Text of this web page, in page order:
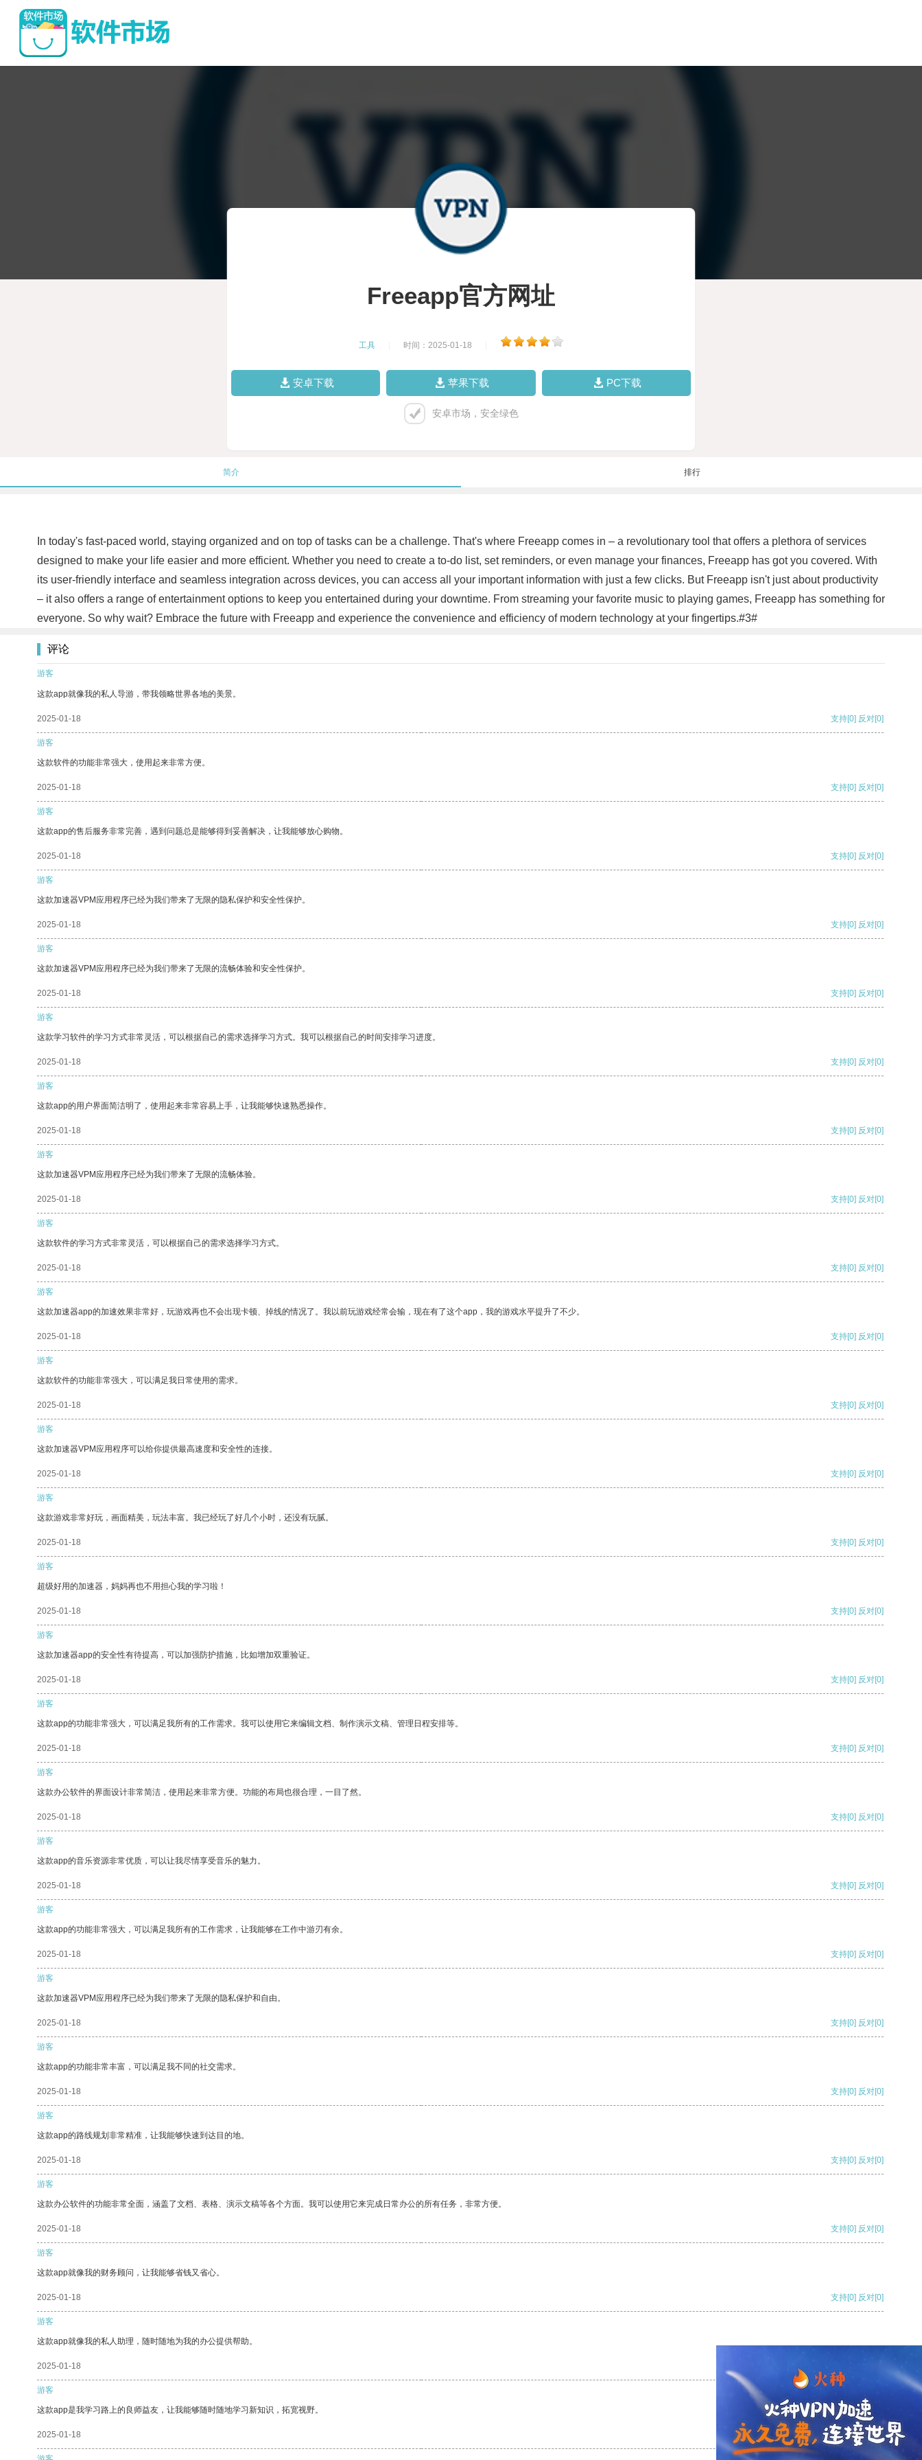
Freeapp官方网址
工具 时间：2025-01-18
安卓下载 苹果下载 PC下载
安卓市场，安全绿色
简介 排行
In today's fast-paced world, staying organized and on top of tasks can be a challenge. That's where Freeapp comes in – a revolutionary tool that offers a plethora of services
designed to make your life easier and more efficient. Whether you need to create a to-do list, set reminders, or even manage your finances, Freeapp has got you covered. With
its user-friendly interface and seamless integration across devices, you can access all your important information with just a few clicks. But Freeapp isn't just about productivity
– it also offers a range of entertainment options to keep you entertained during your downtime. From streaming your favorite music to playing games, Freeapp has something for
everyone. So why wait? Embrace the future with Freeapp and experience the convenience and efficiency of modern technology at your fingertips.#3#
评论
游客
这款app就像我的私人导游，带我领略世界各地的美景。
2025-01-18 支持[0] 反对[0]
游客
这款软件的功能非常强大，使用起来非常方便。
2025-01-18 支持[0] 反对[0]
游客
这款app的售后服务非常完善，遇到问题总是能够得到妥善解决，让我能够放心购物。
2025-01-18 支持[0] 反对[0]
游客
这款加速器VPM应用程序已经为我们带来了无限的隐私保护和安全性保护。
2025-01-18 支持[0] 反对[0]
游客
这款加速器VPM应用程序已经为我们带来了无限的流畅体验和安全性保护。
2025-01-18 支持[0] 反对[0]
游客
这款学习软件的学习方式非常灵活，可以根据自己的需求选择学习方式。我可以根据自己的时间安排学习进度。
2025-01-18 支持[0] 反对[0]
游客
这款app的用户界面简洁明了，使用起来非常容易上手，让我能够快速熟悉操作。
2025-01-18 支持[0] 反对[0]
游客
这款加速器VPM应用程序已经为我们带来了无限的流畅体验。
2025-01-18 支持[0] 反对[0]
游客
这款软件的学习方式非常灵活，可以根据自己的需求选择学习方式。
2025-01-18 支持[0] 反对[0]
游客
这款加速器app的加速效果非常好，玩游戏再也不会出现卡顿、掉线的情况了。我以前玩游戏经常会输，现在有了这个app，我的游戏水平提升了不少。
2025-01-18 支持[0] 反对[0]
游客
这款软件的功能非常强大，可以满足我日常使用的需求。
2025-01-18 支持[0] 反对[0]
游客
这款加速器VPM应用程序可以给你提供最高速度和安全性的连接。
2025-01-18 支持[0] 反对[0]
游客
这款游戏非常好玩，画面精美，玩法丰富。我已经玩了好几个小时，还没有玩腻。
2025-01-18 支持[0] 反对[0]
游客
超级好用的加速器，妈妈再也不用担心我的学习啦！
2025-01-18 支持[0] 反对[0]
游客
这款加速器app的安全性有待提高，可以加强防护措施，比如增加双重验证。
2025-01-18 支持[0] 反对[0]
游客
这款app的功能非常强大，可以满足我所有的工作需求。我可以使用它来编辑文档、制作演示文稿、管理日程安排等。
2025-01-18 支持[0] 反对[0]
游客
这款办公软件的界面设计非常简洁，使用起来非常方便。功能的布局也很合理，一目了然。
2025-01-18 支持[0] 反对[0]
游客
这款app的音乐资源非常优质，可以让我尽情享受音乐的魅力。
2025-01-18 支持[0] 反对[0]
游客
这款app的功能非常强大，可以满足我所有的工作需求，让我能够在工作中游刃有余。
2025-01-18 支持[0] 反对[0]
游客
这款加速器VPM应用程序已经为我们带来了无限的隐私保护和自由。
2025-01-18 支持[0] 反对[0]
游客
这款app的功能非常丰富，可以满足我不同的社交需求。
2025-01-18 支持[0] 反对[0]
游客
这款app的路线规划非常精准，让我能够快速到达目的地。
2025-01-18 支持[0] 反对[0]
游客
这款办公软件的功能非常全面，涵盖了文档、表格、演示文稿等各个方面。我可以使用它来完成日常办公的所有任务，非常方便。
2025-01-18 支持[0] 反对[0]
游客
这款app就像我的财务顾问，让我能够省钱又省心。
2025-01-18 支持[0] 反对[0]
游客
这款app就像我的私人助理，随时随地为我的办公提供帮助。
2025-01-18
游客
这款app是我学习路上的良师益友，让我能够随时随地学习新知识，拓宽视野。
2025-01-18 支持 [0] 反对[0]